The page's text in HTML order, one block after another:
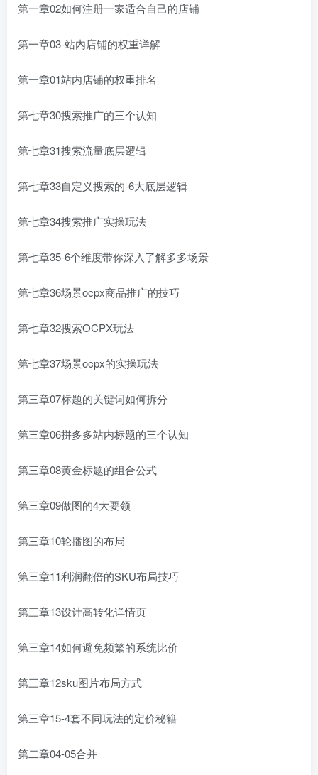
第一章02如何注册一家适合自己的店铺
第一章03-站内店铺的权重详解
第一章01站内店铺的权重排名
第七章30搜索推广的三个认知
第七章31搜索流量底层逻辑
第七章33自定义搜索的-6大底层逻辑
第七章34搜索推广实操玩法
第七章35-6个维度带你深入了解多多场景
第七章36场景ocpx商品推广的技巧
第七章32搜索OCPX玩法
第七章37场景ocpx的实操玩法
第三章07标题的关键词如何拆分
第三章06拼多多站内标题的三个认知
第三章08黄金标题的组合公式
第三章09做图的4大要领
第三章10轮播图的布局
第三章11利润翻倍的SKU布局技巧
第三章13设计高转化详情页
第三章14如何避免频繁的系统比价
第三章12sku图片布局方式
第三章15-4套不同玩法的定价秘籍
第二章04-05合并